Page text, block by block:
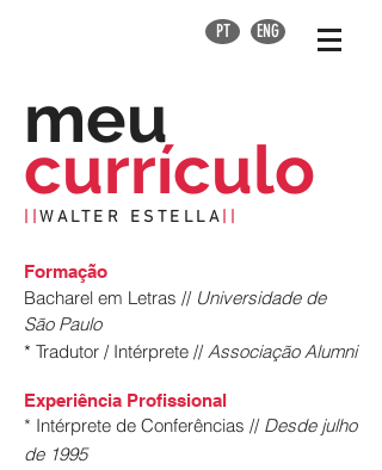
PT ENG
Formação
Bacharel em Letras // Universidade de
São Paulo
* Tradutor / Intérprete //Associação Alumni
Experiência Profissional
* Intérprete de Conferências // Desde julho
de 1995
meu
currículo
WALTER ESTELLA